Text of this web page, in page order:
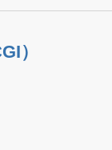
）